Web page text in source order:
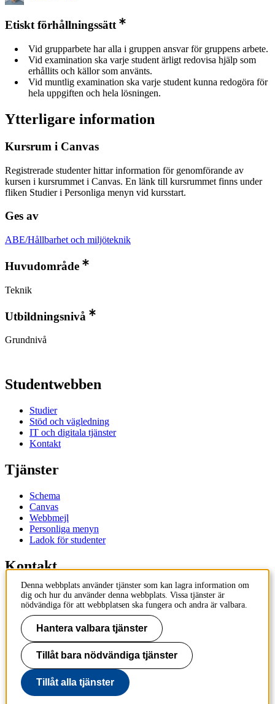
Etiskt förhållningssätt
Vid grupparbete har alla i gruppen ansvar för gruppens arbete.
Vid examination ska varje student ärligt redovisa hjälp som
erhållits och källor som använts.
Vid muntlig examination ska varje student kunna redogöra för
hela uppgiften och hela lösningen.
Ytterligare information
Kursrum i Canvas
Registrerade studenter hittar information för genomförande av
kursen i kursrummet i Canvas. En länk till kursrummet finns under
fliken Studier i Personliga menyn vid kursstart.
Ges av
ABE/Hållbarhet och miljöteknik
Huvudområde
Teknik
Utbildningsnivå
Grundnivå
Studentwebben
Studier
Stöd och vägledning
IT och digitala tjänster
Kontakt
Tjänster
Schema
Canvas
Webbmejl
Personliga menyn
Ladok för studenter
Kontakt
Kontakta utbildningsprogram
Kontakta kurs
IT-support
KTH Entré
KTH
100 44 Stockholm
+46 8 790 60 00
info@kth.se
Denna webbplats använder tjänster som kan lagra information om
dig och hur du använder denna webbplats. Vissa tjänster är
nödvändiga för att webbplatsen ska fungera och andra är valbara.
Hantera valbara tjänster
Tillåt bara nödvändiga tjänster
Tillåt alla tjänster